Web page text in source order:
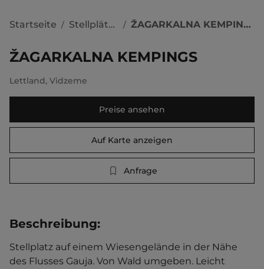
Startseite / Stellplätze / ŽAGARKALNA KEMPINGS
ŽAGARKALNA KEMPINGS
Lettland, Vidzeme
Preise ansehen
Auf Karte anzeigen
Anfrage
Beschreibung:
Stellplatz auf einem Wiesengelände in der Nähe
des Flusses Gauja. Von Wald umgeben. Leicht